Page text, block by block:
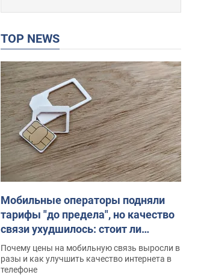
TOP NEWS
Мобильные операторы подняли
тарифы "до предела", но качество
связи ухудшилось: стоит ли
жаловаться на цены
Почему цены на мобильную связь выросли в
разы и как улучшить качество интернета в
телефоне